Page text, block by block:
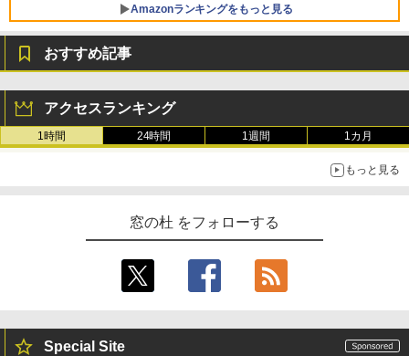
ersonal/Copilotキー搭載/Win 11/15.6型/
Core i5/16GB/SSD 512GB/ホワイト) FM
VWK3E15W_AZ
￥139,880
Amazonランキングをもっと見る
ンチディスプレイ、色調調節ライト、12
週間持続バッテリー、広告なし、ブラッ
ク
Amazon Kindle - 目に優しい、かさばら
ない、大きな画面で読みやすい、6週間持
書籍リーダー、ブラック、16GB、広告な
おすすめ記事
アクセスランキング
1時間 24時間 1週間 1カ月
もっと見る
窓の杜 をフォローする
Special Site